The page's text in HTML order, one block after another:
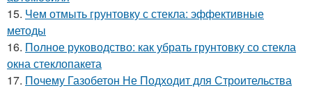
15. Чем отмыть грунтовку с стекла: эффективные
методы
16. Полное руководство: как убрать грунтовку со стекла
окна стеклопакета
17. Почему Газобетон Не Подходит для Строительства